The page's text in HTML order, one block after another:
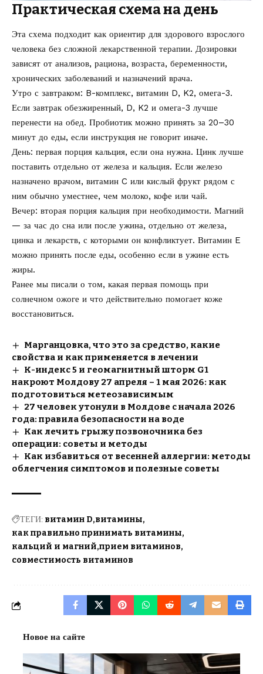
Практическая схема на день
Эта схема подходит как ориентир для здорового взрослого
человека без сложной лекарственной терапии. Дозировки
зависят от анализов, рациона, возраста, беременности,
хронических заболеваний и назначений врача.
Утро с завтраком: B-комплекс, витамин D, K2, омега-3.
Если завтрак обезжиренный, D, K2 и омега-3 лучше
перенести на обед. Пробиотик можно принять за 20–30
минут до еды, если инструкция не говорит иначе.
День: первая порция кальция, если она нужна. Цинк лучше
поставить отдельно от железа и кальция. Если железо
назначено врачом, витамин C или кислый фрукт рядом с
ним обычно уместнее, чем молоко, кофе или чай.
Вечер: вторая порция кальция при необходимости. Магний
— за час до сна или после ужина, отдельно от железа,
цинка и лекарств, с которыми он конфликтует. Витамин E
можно принять после еды, особенно если в ужине есть
жиры.
Ранее мы писали о том, какая первая помощь при
солнечном ожоге и что действительно помогает коже
восстановиться.
Марганцовка, что это за средство, какие
свойства и как применяется в лечении
К-индекс 5 и геомагнитный шторм G1
накроют Молдову 27 апреля – 1 мая 2026: как
подготовиться метеозависимым
27 человек утонули в Молдове с начала 2026
года: правила безопасности на воде
Как лечить грыжу позвоночника без
операции: советы и методы
Как избавиться от весенней аллергии: методы
облегчения симптомов и полезные советы
ТЕГИ: витамин D витамины
как правильно принимать витамины
кальций и магний прием витаминов
совместимость витаминов
Новое на сайте